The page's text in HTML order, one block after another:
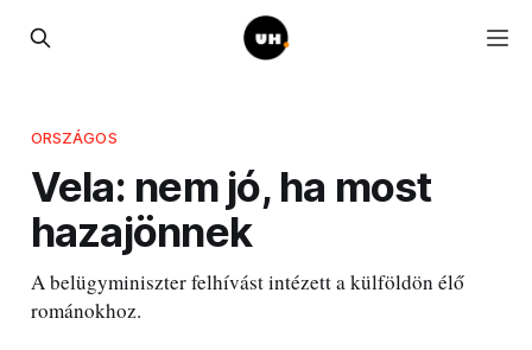
ORSZÁGOS
Vela: nem jó, ha most
hazajönnek
A belügyminiszter felhívást intézett a külföldön élő
románokhoz.